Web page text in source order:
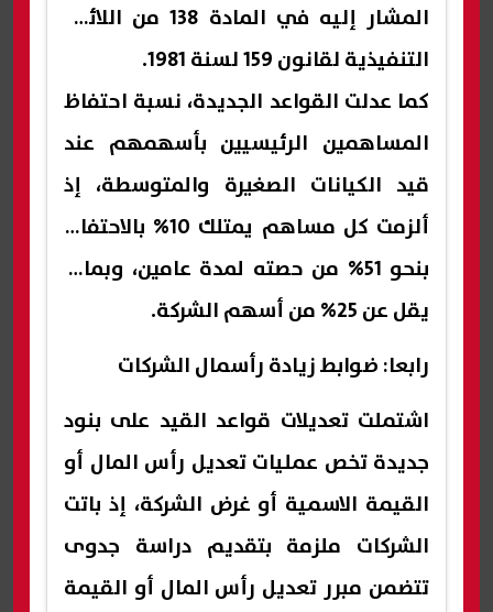
المشار إليه في المادة 138 من اللائحة
التنفيذية لقانون 159 لسنة 1981.
كما عدلت القواعد الجديدة، نسبة احتفاظ
المساهمين الرئيسيين بأسهمهم عند
قيد الكيانات الصغيرة والمتوسطة، إذ
ألزمت كل مساهم يمتلك 10% بالاحتفاظ
بنحو 51% من حصته لمدة عامين، وبما لا
يقل عن 25% من أسهم الشركة.
رابعا: ضوابط زيادة رأسمال الشركات
اشتملت تعديلات قواعد القيد على بنود
جديدة تخص عمليات تعديل رأس المال أو
القيمة الاسمية أو غرض الشركة، إذ باتت
الشركات ملزمة بتقديم دراسة جدوى
تتضمن مبرر تعديل رأس المال أو القيمة